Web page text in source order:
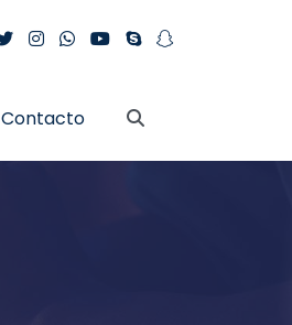
Contacto